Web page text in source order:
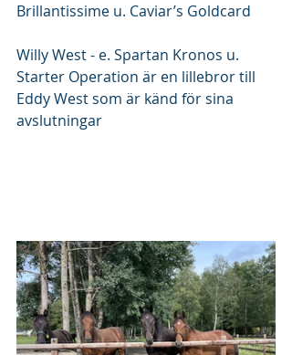
Brillantissime u. Caviar’s Goldcard
Willy West - e. Spartan Kronos u.
Starter Operation är en lillebror till
Eddy West som är känd för sina
avslutningar